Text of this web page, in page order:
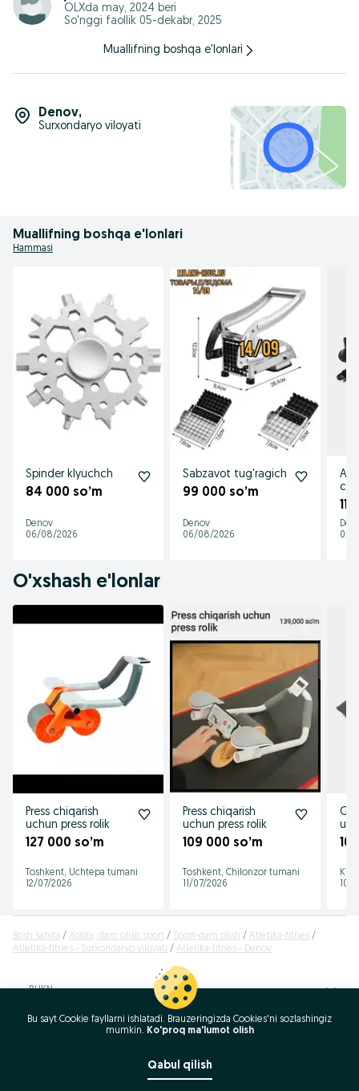
O\'zbekiston boylab yetqazib berish xizmati mavjud
OLXda may, 2024 beri
So'nggi faollik 05-dekabr, 2025
Muallifning boshqa e'lonlari
Denov,
Surxondaryo viloyati
Muallifning boshqa e'lonlari
Hammasi
Spinder klyuchch
84 000 so’m
Denov
06/08/2026
Sabzavot tug'ragich
99 000 so’m
Denov
06/08/2026
06/
O'xshash e'lonlar
Press chiqarish
uchun press rolik
127 000 so’m
Toshkent, Uchtepa tumani
12/07/2026
Press chiqarish
uchun press rolik
109 000 so’m
Toshkent, Chilonzor tumani
11/07/2026
10/
Bosh sahifa Xobbi, dam olish sport Sport-dam olish
Atletika-fitnes
Atletika-fitnes - Surxondaryo viloyati
Atletika-fitnes - Denov
RUKN
Xabar yozish
Bu sayt Cookie fayllarni ishlatadi. Brauzeringizda Cookies'ni sozlashingiz
mumkin. Ko'proq ma'lumot olish
Qabul qilish